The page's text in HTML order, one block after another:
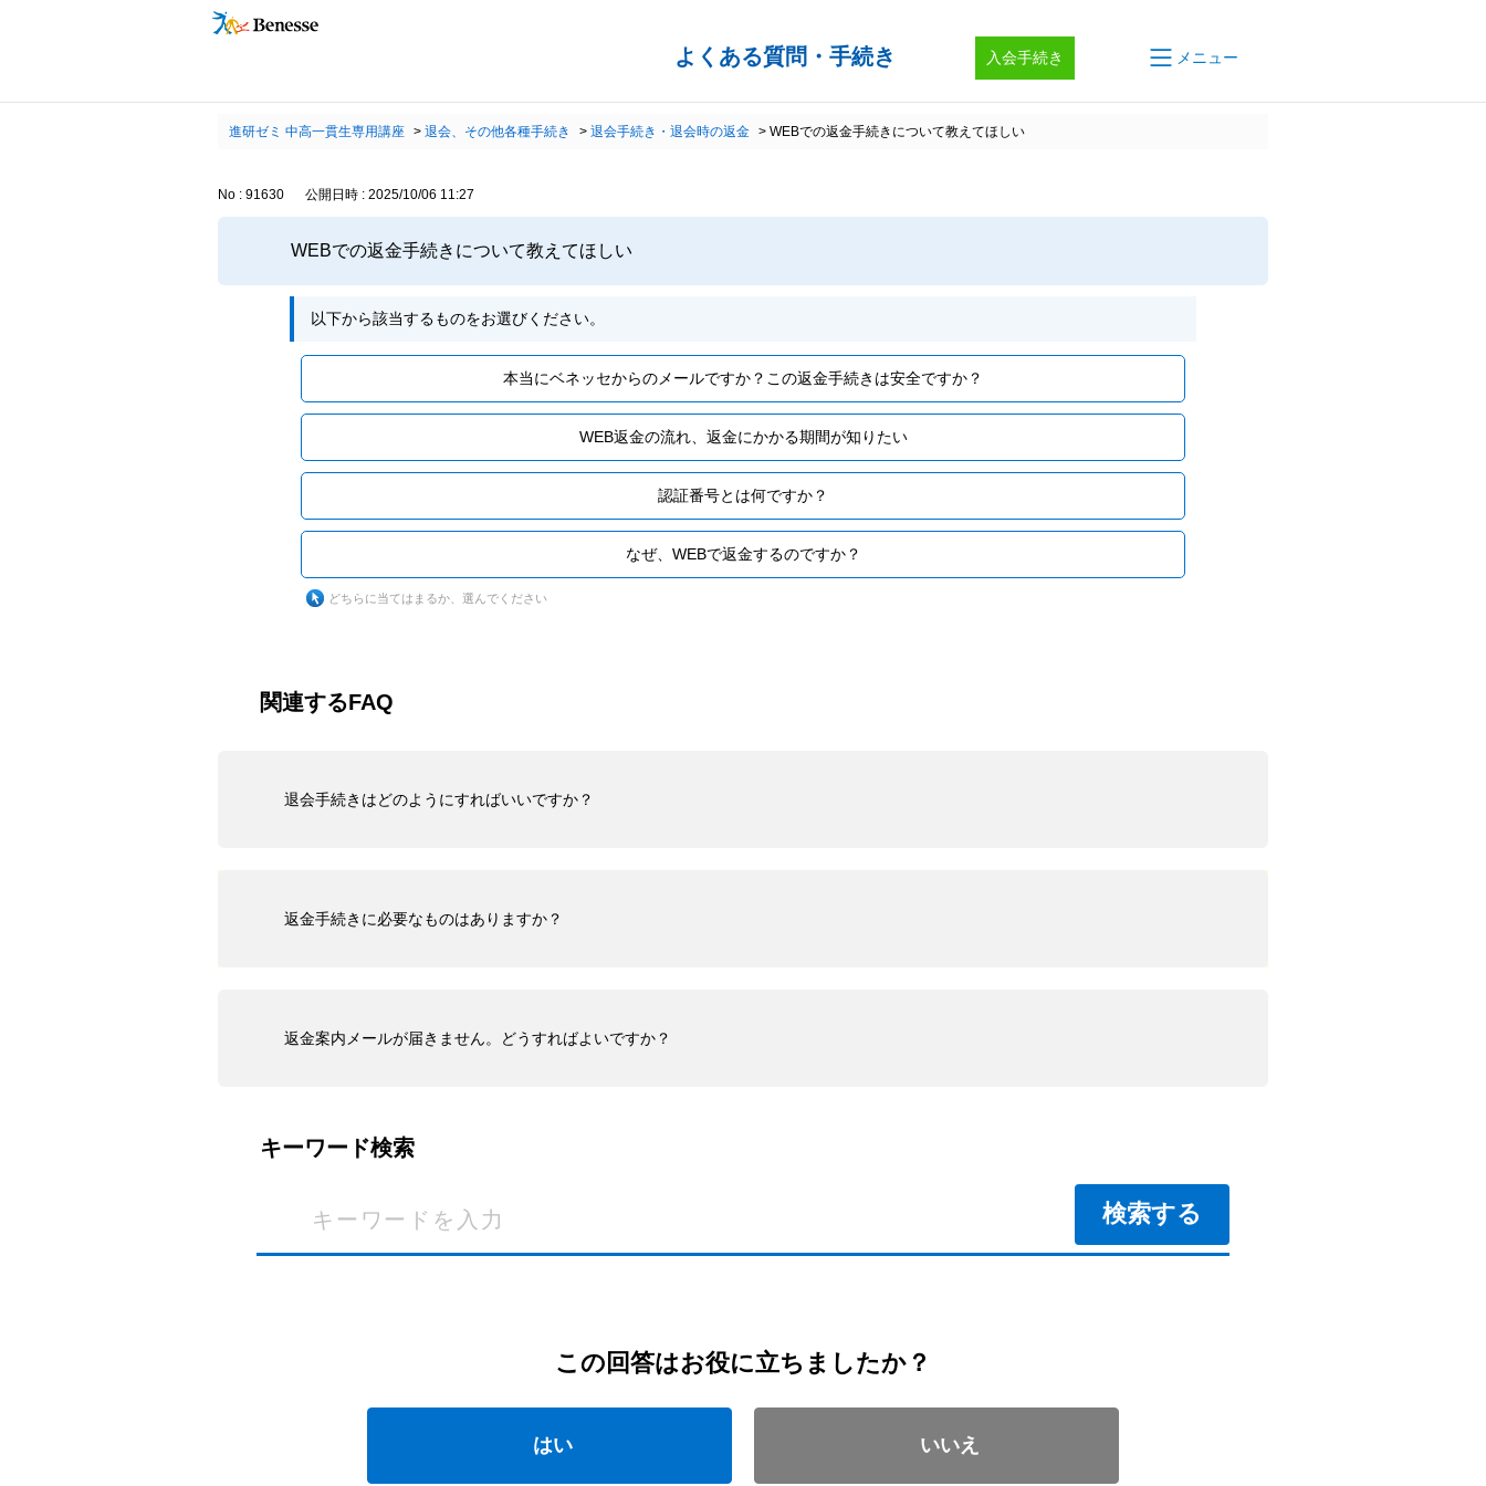
入会手続き メニュー
進研ゼミ 中高一貫生専用講座 > 退会、その他各種手続き > 退会手続き・退会時の返金 > WEBでの返金手続きについて教えてほしい
No : 91630 公開日時 : 2025/10/06 11:27
WEBでの返金手続きについて教えてほしい
以下から該当するものをお選びください。
本当にベネッセからのメールですか？この返金手続きは安全ですか？
WEB返金の流れ、返金にかかる期間が知りたい
認証番号とは何ですか？
なぜ、WEBで返金するのですか？
どちらに当てはまるか、選んでください
関連するFAQ
退会手続きはどのようにすればいいですか？
返金手続きに必要なものはありますか？
返金案内メールが届きません。どうすればよいですか？
キーワード検索
この回答はお役に立ちましたか？
はい いいえ